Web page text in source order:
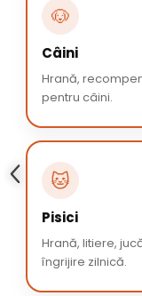
🐶
Câini
Hrană,
pentru câini.
🐱
Pisici
Hrană, litiere,
îngrijire zilnică.